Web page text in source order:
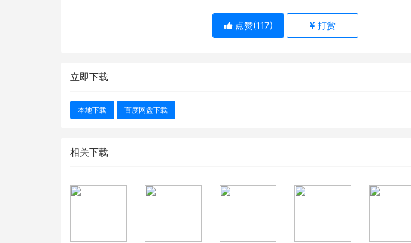
点赞(117) 打赏
立即下载
本地下载 百度网盘下载
相关下载